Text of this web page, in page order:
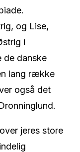
og Lise,
i
de danske
lang række
også det
jeres store